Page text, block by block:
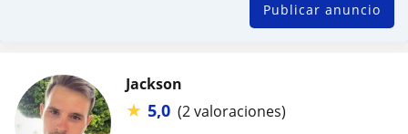
Publicar anuncio
Jackson
★ 5,0 (2 valoraciones)